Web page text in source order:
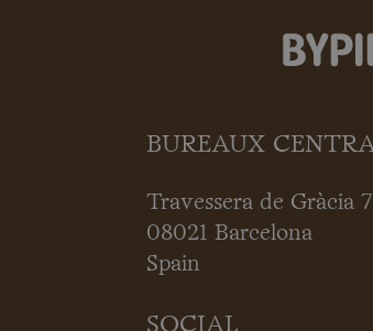
BUREAUX
Travessera de Gràcia
08021 Barcelona
Spain
SOCIAL